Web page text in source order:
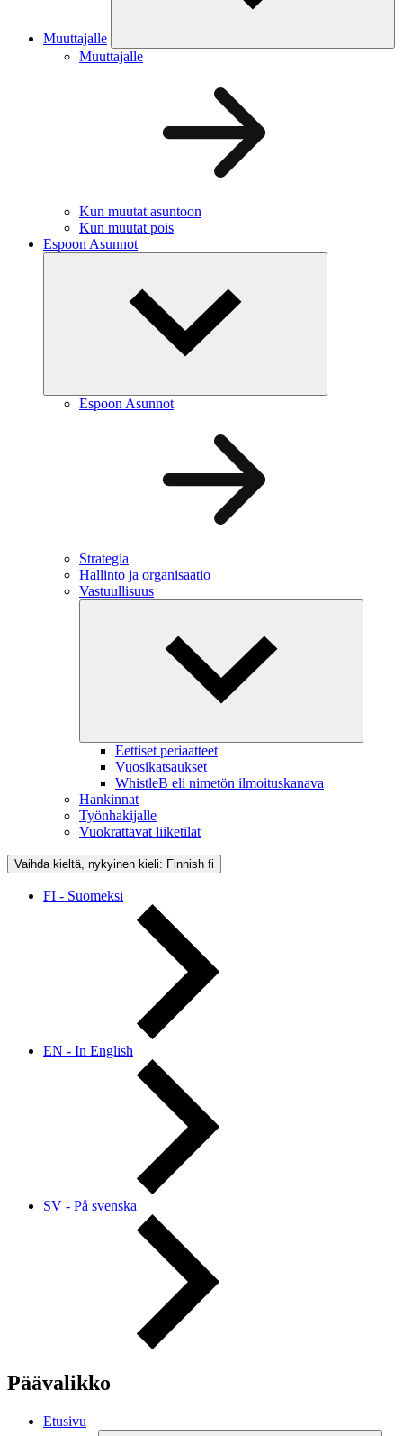
Muuttajalle
Muuttajalle
Kun muutat asuntoon
Kun muutat pois
Espoon Asunnot
Espoon Asunnot
Strategia
Hallinto ja organisaatio
Vastuullisuus
Eettiset periaatteet
Vuosikatsaukset
WhistleB eli nimetön ilmoituskanava
Hankinnat
Työnhakijalle
Vuokrattavat liiketilat
Vaihda kieltä, nykyinen kieli: Finnish fi
FI - Suomeksi
EN - In English
SV - På svenska
Päävalikko
Etusivu